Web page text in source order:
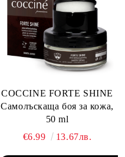
COCCINE FORTE SHINE
Самолъскаща боя за кожа,
50 ml
€6.99
13.67лв.